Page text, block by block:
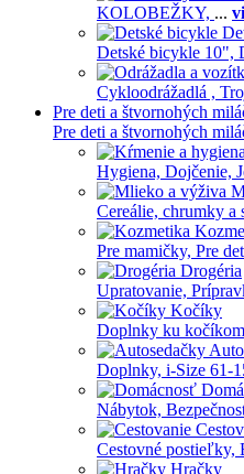
KOLOBEŽKY, ...
Detské bicykle 10",
Cykloodrážadlá ,
Pre deti a štvornohých
Pre deti a štvornohých
Hygiena, Dojčenie,
Cereálie, chrumky a
Pre mamičky, Pre
Drogéria
Upratovanie,
Kočíky
Doplnky ku
Doplnky, i-Size 61-
Nábytok,
Cestovné postieľky,
Hračky